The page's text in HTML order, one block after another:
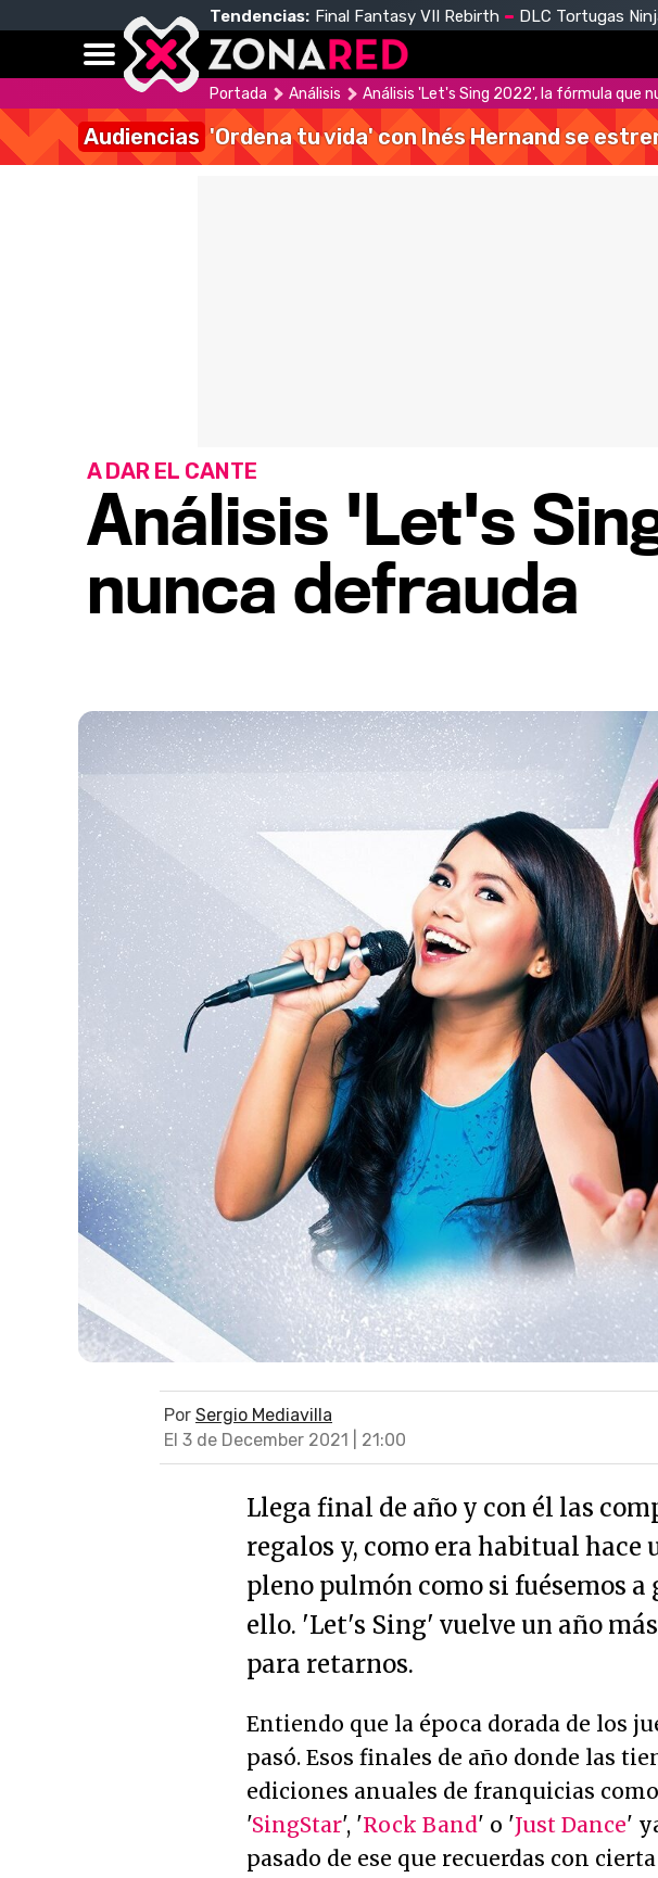
Tendencias: Final Fantasy VII Rebirth DLC Tortugas
Portada Análisis Análisis 'Let's Sing 2022', la fórmula que
Audiencias 'Ordena tu vida' con Inés Hernand se
Análisis 'Let's
nunca defrauda
A DAR EL CANTE
Por Sergio Mediavilla
El 3 de December 2021 | 21:00
Llega final de año y con él las
regalos y, como era habitual hace
pleno pulmón como si fuésemos
ello. 'Let's Sing' vuelve un año
para retarnos.
Entiendo que la época dorada de los
pasó. Esos finales de año donde las
ediciones anuales de franquicias
'SingStar', 'Rock Band' o 'Just Dance'
pasado de ese que recuerdas con